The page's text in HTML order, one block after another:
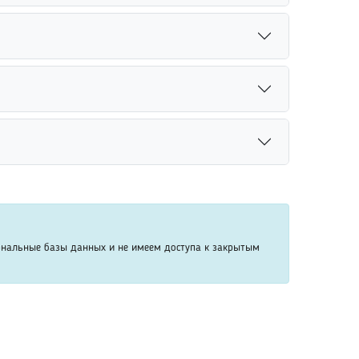
данных. Указание полной даты рождения
источникам информации. Система
устаревшие сведения, включая прежнее
человека онлайн.
базы данных и не имеем доступа к закрытым